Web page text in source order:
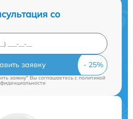
со
заявку
заявку" Вы соглашаетесь cполитикой